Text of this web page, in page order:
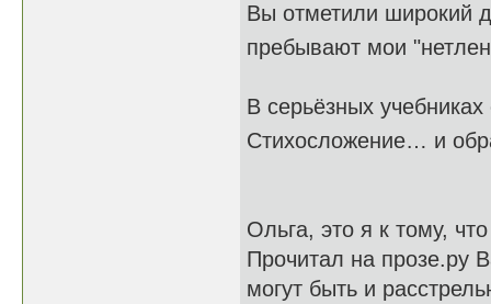
Вы отметили широкий
пребывают мои
В серьёзных
Стихосложение… и
Ольга, это я к тому,
Прочитал на прозе.ру
могут быть и